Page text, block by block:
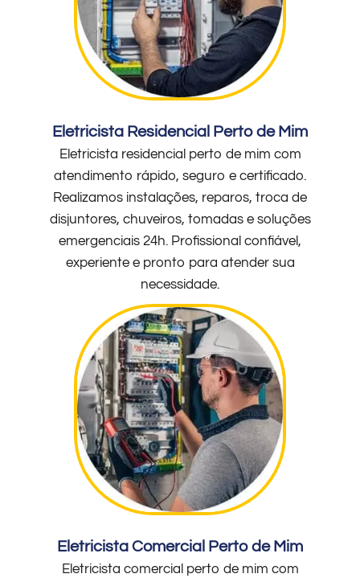
Eletricista Residencial Perto de Mim
Eletricista residencial perto de mim com
atendimento rápido, seguro e certificado.
Realizamos instalações, reparos, troca de
disjuntores, chuveiros, tomadas e soluções
emergenciais 24h. Profissional confiável,
experiente e pronto para atender sua
necessidade.
Eletricista Comercial Perto de Mim
Eletricista comercial perto de mim com